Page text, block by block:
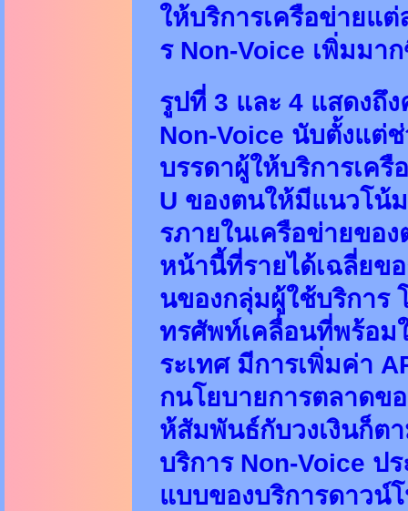
ให้บริการเครือข่ายแ
ร Non-Voice เพิ่มมา
รูปที่ 3 และ 4 แสดงถึ
Non-Voice นับตั้งแต่
บรรดาผู้ให้บริการเค
U ของตนให้มีแนวโน้
รภายในเครือข่ายขอ
หน้านี้ที่รายได้เฉลี่ยข
นของกลุ่มผู้ใช้บริการ
ทรศัพท์เคลื่อนที่พร้อม
ระเทศ มีการเพิ่มค่า
กนโยบายการตลาดข
ห้สัมพันธ์กับวงเงินก็ต
บริการ Non-Voice ป
แบบของบริการดาวน์